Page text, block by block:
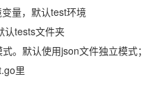
量，默认test环境
认tests文件夹
。默认使用json文件独立模式；
里